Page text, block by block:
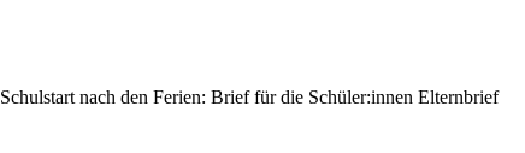
nach den Ferien: Brief für die Schüler:innen Elternbrief